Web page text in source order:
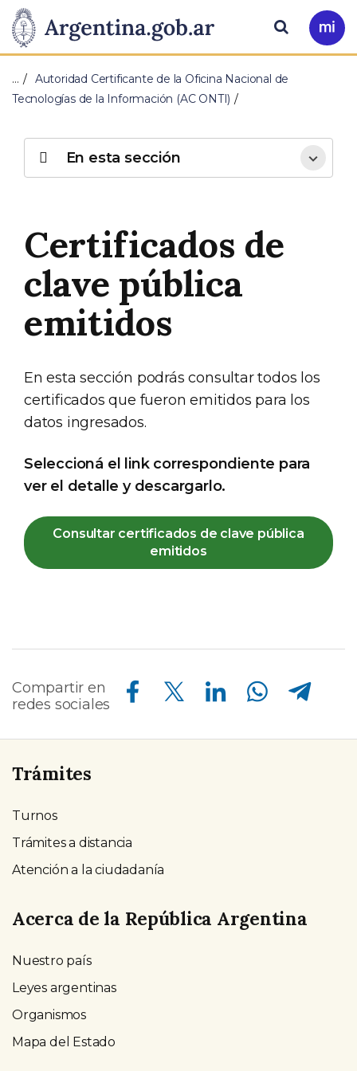
Presidencia
de
la
Nación
Pasar al contenido principal
Ir
a
Buscar
…
Autoridad Certificante de la Oficina Nacional de
Tecnologías de la Información (AC ONTI)
Certificados de
clave pública
emitidos
En esta sección podrás consultar todos los
certificados que fueron emitidos para los
datos ingresados.
Seleccioná el link correspondiente para
ver el detalle y descargarlo.
Consultar certificados de clave pública
emitidos
En esta sección
Compartir en
redes sociales
Compartir en Facebook Compartir en Twitter Compartir en Linkedin Compartir en Whatsapp Compartir en Telegram
Trámites
Turnos
Trámites a distancia
Atención a la ciudadanía
Acerca de la República Argentina
Nuestro país
Leyes argentinas
Organismos
Mapa del Estado